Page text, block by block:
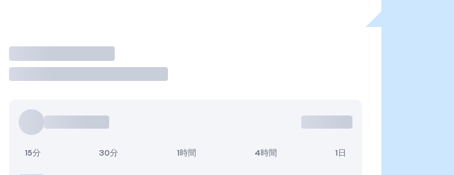
取引
15分 30分 1時間 4時間 1日